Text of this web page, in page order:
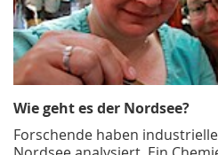
Wie geht es der Nordsee?
Forschende haben